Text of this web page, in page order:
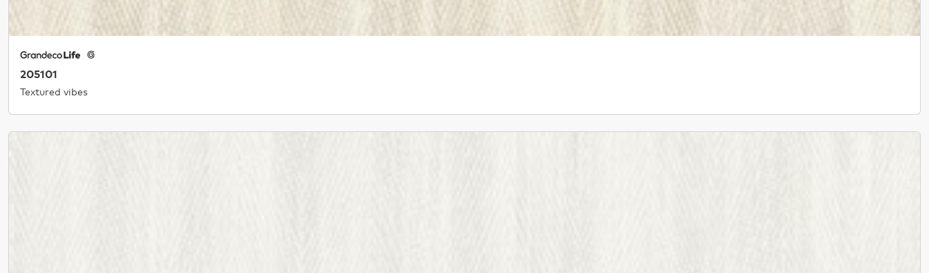
205101
Textured vibes